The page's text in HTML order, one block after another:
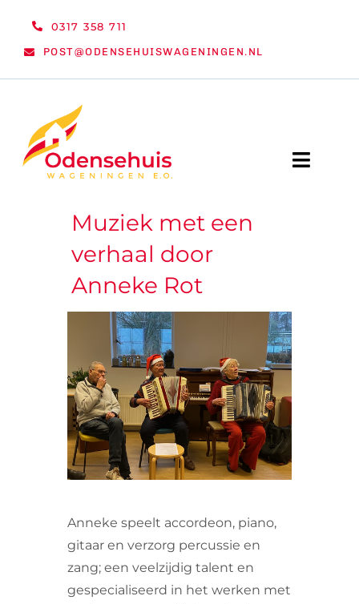
0317 358 711
POST@ODENSEHUISWAGENINGEN.NL
Toggle
WELKOM
VRIJWILLIGERS & STAGIAIRES
CONTACT
Muziek met een
verhaal door
Anneke Rot
Anneke speelt accordeon, piano,
gitaar en verzorg percussie en
zang; een veelzijdig talent en
gespecialiseerd in het werken met